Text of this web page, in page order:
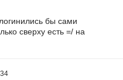
бы сами
сверху есть =/ на